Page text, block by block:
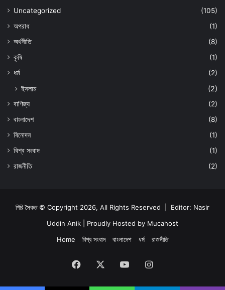
Uncategorized
(105)
অপরাধ
(1)
অর্থনীতি
(8)
কৃষি
(1)
ধর্ম
(2)
ইসলাম (2)
বাণিজ্য
(2)
বাংলাদেশ
(8)
বিনোদন
(1)
বিশ্ব সংবাদ
(1)
রাজনীতি
(2)
গিরি সৈকত © Copyright 2026, All Rights Reserved | Editor: Nasir
Uddin Anik | Proudly Hosted by Mucahost
Home
বিশ্ব সংবাদ বাংলাদেশ ধর্ম রাজনীতি
Facebook YouTubeInstagram